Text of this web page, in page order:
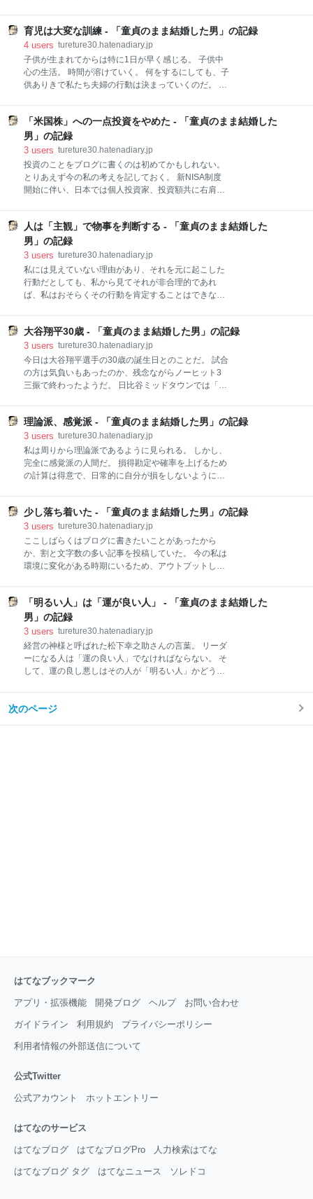
もう一度寝るのだ。 もはやそれがルーティンになって
いる。 夫婦共に疲弊し切っている。 子供が泣いていて
も、しばらく起き上がれないことが増えてきた。 泣い
て
らでも学ぶことができるのだ。 そして「信念なく情熱
を持っているかのように見せかけて語る人」はヤバ
い。 時代に毒され、役割を演じることが役割となり、
自分が本当は何をしたいのか分からなくなっている
人。 もしくは聴衆を味方につけて人気を集め、自らの
じる政治家は、人を惹きつける魅力を持っているが、
中身は空っぽの人という設定だ。 本人の意思とは無関
係に、周りに求められる役割を演じることで、自らの
存在意義を示す。 まだ話の途中だから、ここからどう
発展してい
育児は大変な訓練 - 「童貞のまま結婚した男」の記録
4 users tureture30.hatenadiary.jp
子供が生まれてからは特に1日が早く感じる。 子供中
心の生活。 時間が溶けていく。 何をするにしても、子
供ありきで私たち夫婦の行動は決まっていくのだ。 子
まない場合はお手上げだ。 あらゆる手を尽くしてご機
嫌をとる。 自己主張をすることが仕事で、周りの様子
など考えることはできない。 このような生き物を育て
ていくということは、大変であると同時に大きな学び
になる。 今の時代は聞き分けが良くないと社会から抹
殺されていく時代だ。 現に私の周りでは、聞き分けの
行為をするだけでも、社会的に抹殺されるリスクは昔
の何十倍も高くなった。 だから、乳児のようなどうり
の全く通じない存在と触れ合うことは、ある意味で新
鮮だと感
「米国株」への一点投資をやめた - 「童貞のまま結婚した
男」の記録
3 users tureture30.hatenadiary.jp
投資のことをブログに書くのは初めてかもしれない。
とりあえず今の私の考えを記しておく。 新NISA制度
開始に伴い、日本では個人投資家、投資額共に右肩上
に多かったらしい。 そう考えると、投資を促す制度改
正により預金を投資に回す方向性は経済活性化のため
に間違ってはいないと思う。 しかし、あまりにも投資
先が偏っていることは問題だ。 特に積立では投資先に
いわゆる「オルカン」「S&P500」を選択することが
セオリーとなっている。 かくいう私も積立投資先に米
ドへの投資比率を大幅に増やした。 その心は、損得は
もちろんあるが、別のところにも意図がある。 それは
毎月数兆円が外国株購入に動いていることで、円安の
流れが
人は「主観」で物事を判断する - 「童貞のまま結婚した
男」の記録
3 users tureture30.hatenadiary.jp
私には見えていない理由があり、それを元に起こした
行動だとしても、私から見てそれが非合理的であれ
ば、私はおそらくその行動を肯定することはできない
あまり、対話を疎かにしているのではないかと思う。
1on1と呼ばれるコミュニケーションがビジネスで推奨
され出したが、その目的を理解しないまま制度として
導入しても効果は薄い。 その目的は、お互いの目に見
えていない部分を共有するために行うのだ。 上司から
あることだ。 そこのすり合わせをしっかりしたおかな
いと、両者の意見が食い違うままとなり、不信感に繋
がることが多い。 つまり、全体の課題をチームで共有
した上で、現場の課題に対する上司の見解を伝えるこ
とが大事、そ
大谷翔平30歳 - 「童貞のまま結婚した男」の記録
3 users tureture30.hatenadiary.jp
今日は大谷翔平選手の30歳の誕生日とのことだ。 試合
の方は気負いもあったのか、残念ながらノーヒット3
三振で終わったようだ。 日比谷ミッドタウンでは「大
熟期を迎え、まだまだこれからも数々の記録を残して
いくのだろう。 すでに松井秀喜氏を越えて、メジャー
リーグでも日本人最多本塁打記録を更新した。 ここか
らどこまで伸ばしていくのか。 今年は打者に専念して
いるが、今の時代は投手としても選手寿命は格段に伸
うだ。 そもそもドジャースとは29歳で10年契約を結
んでいる。 この間は怪我さえなければメジャーリーガ
ーとして活躍を続けるはずだ。 その後はどうなるかわ
からないが、日本で現役を続けるようになれば面白い
理論派、感覚派 - 「童貞のまま結婚した男」の記録
3 users tureture30.hatenadiary.jp
私は周りから理論派であるように見られる。 しかし、
完全に感覚派の人間だ。 損得勘定や確率を上げるため
の計算は得意で、日常的に自分が損をしないように計
ても、それが自分の主義に則ったものであればそちら
を選択するし、自分が得をする選択肢は、気が引けて
選択しないことが多い。 要は優先順位なのだ。 私が生
きる上で何を行動規範にしているのか。 この歳になる
と、ある程度はそれを体系化できてくる。 それに従っ
っちでもいいことなのかもしれない。 大事なことは、
私が理論武装よりも直感的に生きている割合の方が大
きいと実感しているということだ。 「自分で自分の人
生をコントロールしている実感」 それがあるというこ
とは、主体
少し落ち着いた - 「童貞のまま結婚した男」の記録
3 users tureture30.hatenadiary.jp
ここしばらくはブログに書きたいことがあったから
か、割と文字数の多い記事を投稿していた。 今の私は
環境に変化がある時期にいるため、アウトプットした
ているのかもしれない。 しかし、気をつけなければな
らない。 こういう状態は長くは続かないのだ。 今は気
温の変化や梅雨入りしたこともあり、環境的なストレ
スも大きい。 その状態で心と体への負荷を上げると、
どこかで体がもたなくなるはずだ。 無理の効かない体
になってしまった私だ。 そのあたりはうまくバランス
トレスを感じてはいたが、まだまだ私の子育ては始ま
「明るい人」は「運が良い人」 - 「童貞のまま結婚した
男」の記録
3 users tureture30.hatenadiary.jp
経営の神様と呼ばれた松下幸之助さんの言葉。 リーダ
ーになる人は「運の良い人」でなければならない。 そ
して、運の良し悪しはその人が「明るい人」かどうか
に学歴が高く、能力があり、健康で誠実で合ってもダ
次のページ
はてなブックマーク
アプリ・拡張機能 開発ブログ ヘルプ お問い合わせ
ガイドライン 利用規約 プライバシーポリシー
利用者情報の外部送信について
公式Twitter
公式アカウント ホットエントリー
はてなのサービス
はてなブログ はてなブログPro 人力検索はてな
はてなブログ タグ はてなニュース ソレドコ